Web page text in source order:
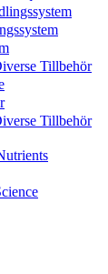
Tillbehör
Tillbehör